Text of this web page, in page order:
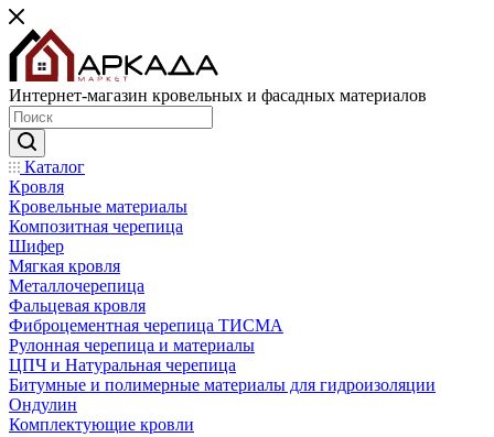
Интернет-магазин кровельных и фасадных материалов
Каталог
Кровля
Кровельные материалы
Композитная черепица
Шифер
Мягкая кровля
Металлочерепица
Фальцевая кровля
Фиброцементная черепица ТИСМА
Рулонная черепица и материалы
ЦПЧ и Натуральная черепица
Битумные и полимерные материалы для гидроизоляции
Ондулин
Комплектующие кровли